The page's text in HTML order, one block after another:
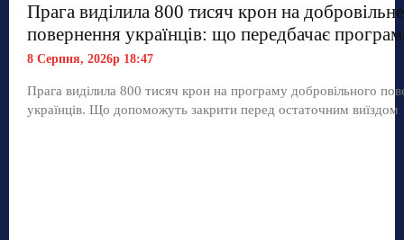
Прага виділила 800 тисяч крон на добровільне
повернення українців: що передбачає
8 Серпня, 2026р 18:47
Прага виділила 800 тисяч крон на програму добровільного
українців. Що допоможуть закрити перед остаточним виїздом